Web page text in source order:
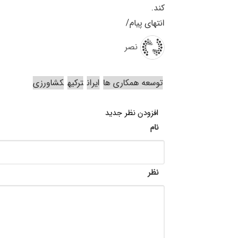
کند.
انتهای پیام/
نصر
توسعه همکاری ها ایران ترکیه کشاورزی
افزودن نظر جدید
نام
نظر